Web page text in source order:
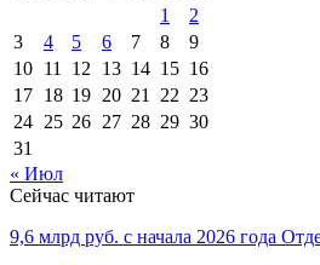
1
2
3
4 5 6 7 8
9
10 11 12 13 14 15 16
17 18 19 20 21 22 23
24 25 26 27 28 29 30
31
« Июл
Сейчас читают
9,6 млрд руб. с начала 2026 года